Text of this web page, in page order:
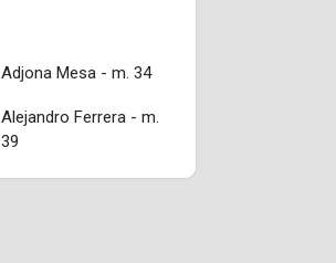
Adjona Mesa - m. 34
Alejandro Ferrera - m.
39